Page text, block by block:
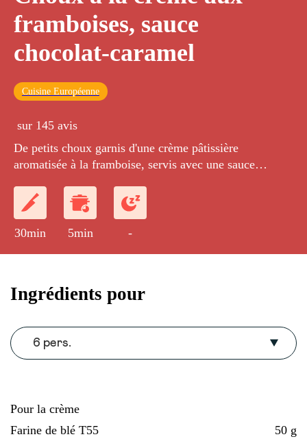
framboises, sauce
chocolat-caramel
Cuisine Européenne
sur 145 avis
De petits choux garnis d'une crème pâtissière
aromatisée à la framboise, servis avec une sauce
30min 5min -
Ingrédients pour
6 pers.
Pour la crème
Farine de blé T55
50 g